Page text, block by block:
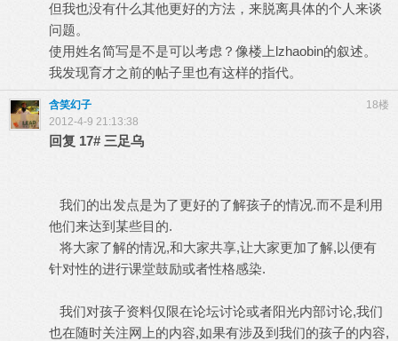
但我也没有什么其他更好的方法，来脱离具体的个人来谈
问题。
使用姓名简写是不是可以考虑？像楼上lzhaobin的叙述。
我发现育才之前的帖子里也有这样的指代。
18楼
含笑幻子
2012-4-9 21:13:38
回复 17# 三足乌
我们的出发点是为了更好的了解孩子的情况.而不是利用
他们来达到某些目的.
将大家了解的情况,和大家共享,让大家更加了解,以便有
针对性的进行课堂鼓励或者性格感染.
我们对孩子资料仅限在论坛讨论或者阳光内部讨论,我们
也在随时关注网上的内容,如果有涉及到我们的孩子的内容,